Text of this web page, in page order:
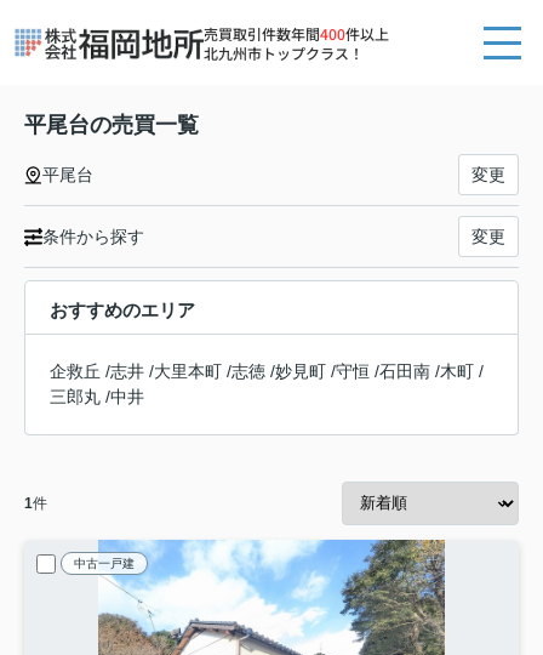
売買取引件数年間400件以上
北九州市トップクラス！
平尾台の売買一覧
平尾台 変更
条件から探す 変更
おすすめのエリア
企救丘 /志井 /大里本町 /志徳 /妙見町 /守恒 /石田南 /木町 /
三郎丸 /中井
1件
中古一戸建